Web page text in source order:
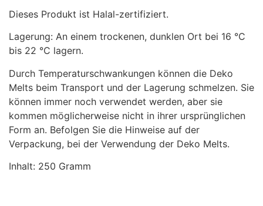
Dieses Produkt ist Halal-zertifiziert.
Lagerung: An einem trockenen, dunklen Ort bei 16 °C
bis 22 °C lagern.
Durch Temperaturschwankungen können die Deko
Melts beim Transport und der Lagerung schmelzen. Sie
können immer noch verwendet werden, aber sie
kommen möglicherweise nicht in ihrer ursprünglichen
Form an. Befolgen Sie die Hinweise auf der
Verpackung, bei der Verwendung der Deko Melts.
Inhalt: 250 Gramm